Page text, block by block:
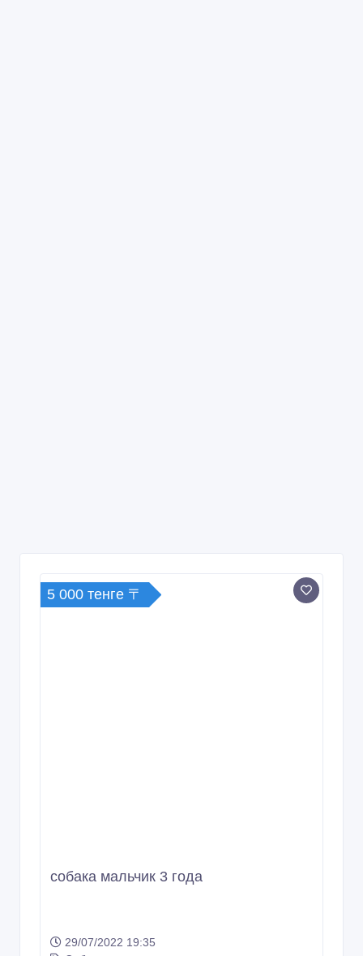
5 000 тенге 〒
собака мальчик 3 года
29/07/2022 19:35